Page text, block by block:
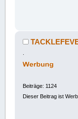
Beiträge: 1124
Dieser Beitrag ist